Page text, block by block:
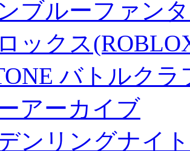
ブルーファン
ックス
バトルク
アーカイブ
ンリングナイ